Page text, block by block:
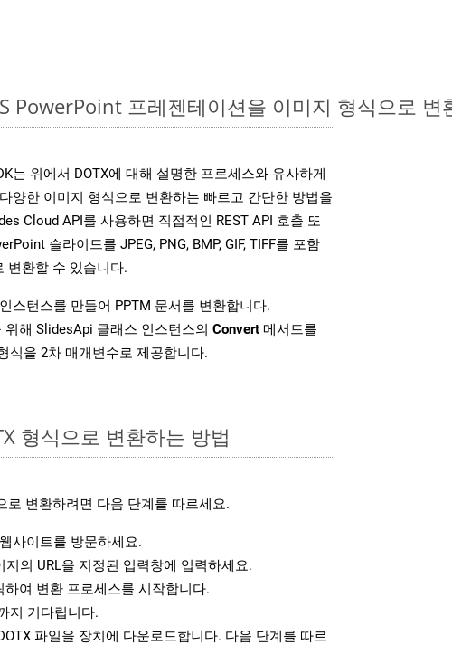
PowerPoint 프레젠테이션을 이미지 형식으로 변
는 위에서 DOTX에 대해 설명한 프로세스와 유사하게
양한 이미지 형식으로 변환하는 빠르고 간단한 방법을
Cloud API를 사용하면 직접적인 REST API 호출 또
슬라이드를 JPEG, PNG, BMP, GIF, TIFF를 포함
변환할 수 있습니다.
스턴스를 만들어 PPTM 문서를 변환합니다.
위해 SlidesApi 클래스 인스턴스의 Convert 메서드를
식을 2차 매개변수로 제공합니다.
형식으로 변환하는 방법
로 변환하려면 다음 단계를 따르세요.
웹사이트를 방문하세요.
지의 URL을 지정된 입력창에 입력하세요.
하여 변환 프로세스를 시작합니다.
지 기다립니다.
파일을 장치에 다운로드합니다. 다음 단계를 따르